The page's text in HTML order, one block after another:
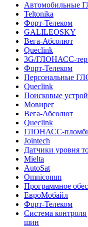
Автомобильные
Teltonika
Форт-Телеком
GALILEOSKY
Вега-Абсолют
Queclink
3G/ГЛОНАСС-
Форт-Телеком
Персональные
Queclink
Поисковые
Мовирег
Вега-Абсолют
Queclink
ГЛОНАСС-
Jointech
Датчики уровня
Mielta
AutoSat
Omnicomm
Программное
ЕвроМобайл
Форт-Телеком
Система
шин